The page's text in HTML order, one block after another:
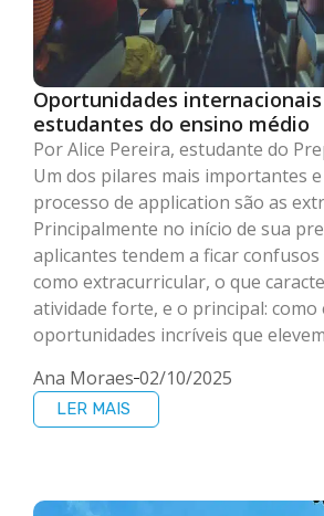
Oportunidades
estudantes do ensino médio
Por Alice Pereira, estudante do
Um dos pilares mais importantes
processo de application são as
Principalmente no início de sua
aplicantes tendem a ficar
como extracurricular, o que
atividade forte, e o principal:
oportunidades incríveis que
Ana Moraes 02/10/2025
LER MAIS